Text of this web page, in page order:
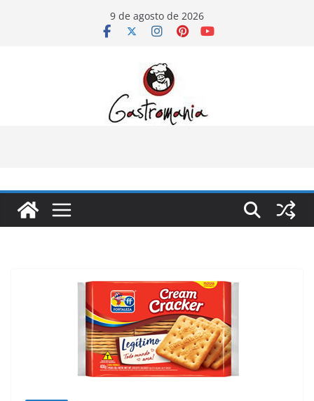
9 de agosto de 2026